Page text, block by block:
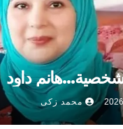
داود
محمد زكى